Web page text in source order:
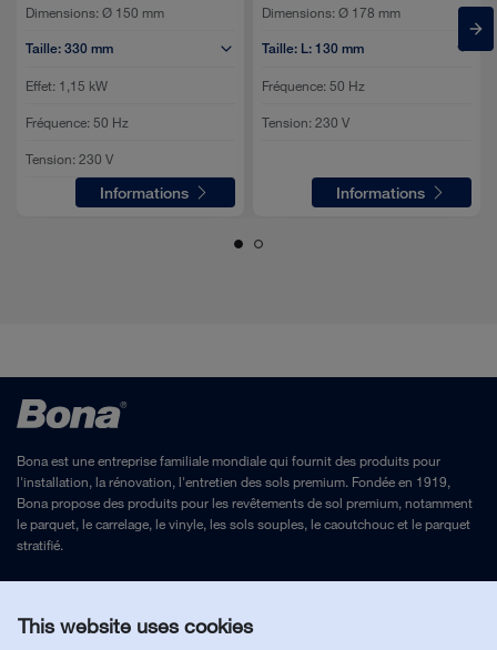
This website uses cookies
Dimensions: Ø 150 mm
Taille: 330 mm
Effet: 1,15 kW
Fréquence: 50 Hz
Tension: 230 V
Informations
Dimensions: Ø 178 mm
Taille: L: 130 mm
Fréquence: 50 Hz
Tension: 230 V
Informations
Bona est une entreprise familiale mondiale qui fournit des produits pour
l'installation, la rénovation, l'entretien des sols premium. Fondée en 1919,
Bona propose des produits pour les revêtements de sol premium, notamment
le parquet, le carrelage, le vinyle, les sols souples, le caoutchouc et le parquet
stratifié.